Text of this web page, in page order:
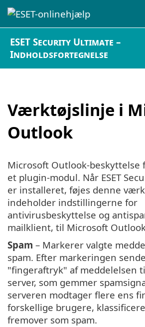
ESET Security Ultimate –
Indholdsfortegnelse
Værktøjslinje i
Outlook
Microsoft Outlook-beskyttelse
et plugin-modul. Når ESET
er installeret, føjes denne
indeholder indstillingerne for
antivirusbeskyttelse og
mailklient, til Microsoft
Spam – Markerer valgte
spam. Efter markeringen
"fingeraftryk" af meddelelsen
server, som gemmer
serveren modtager flere ens
forskellige brugere,
fremover som spam.